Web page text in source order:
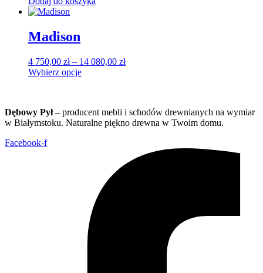
Madison
4 750,00 zł – 14 080,00 złZakres
do
14
Wybierz opcje
wiele
wariantów.
można
Dębowy Pył– producent mebli i schodów drewnianych na wymiar
w Białymstoku. Naturalne piękno drewna w Twoim domu.
Facebook-f